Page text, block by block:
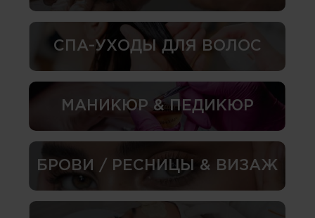
СПА-УХОДЫ ДЛЯ ВОЛОС
МАНИКЮР & ПЕДИКЮР
БРОВИ / РЕСНИЦЫ & ВИЗАЖ